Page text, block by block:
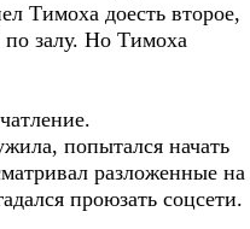
Тимоха доесть второе,
по залу. Но Тимоха
попытался начать
разложенные на
проюзать соцсети.